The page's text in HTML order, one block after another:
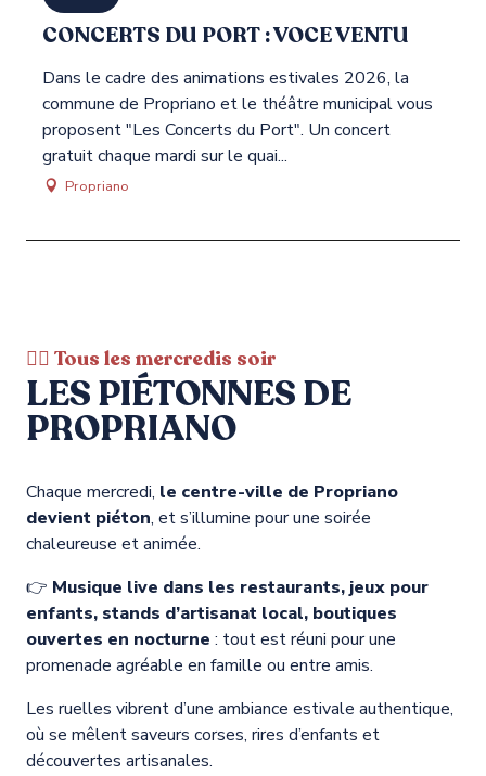
CONCERTS DU PORT : VOCE VENTU
Dans le cadre des animations estivales 2026, la
commune de Propriano et le théâtre municipal vous
proposent "Les Concerts du Port". Un concert
gratuit chaque mardi sur le quai...
Propriano
🚶‍♀️ Tous les mercredis soir
LES PIÉTONNES DE
PROPRIANO
Chaque mercredi, le centre-ville de Propriano
devient piéton, et s’illumine pour une soirée
chaleureuse et animée.
👉 Musique live dans les restaurants, jeux pour
enfants, stands d’artisanat local, boutiques
ouvertes en nocturne : tout est réuni pour une
promenade agréable en famille ou entre amis.
Les ruelles vibrent d’une ambiance estivale authentique,
où se mêlent saveurs corses, rires d’enfants et
découvertes artisanales.